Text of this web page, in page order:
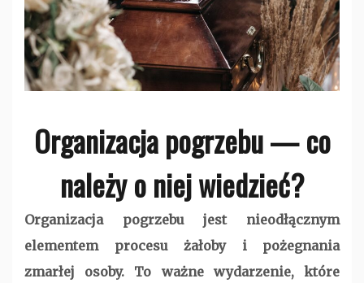
Organizacja pogrzebu — co
należy o niej wiedzieć?
Organizacja pogrzebu jest nieodłącznym
elementem procesu żałoby i pożegnania
zmarłej osoby. To ważne wydarzenie, które